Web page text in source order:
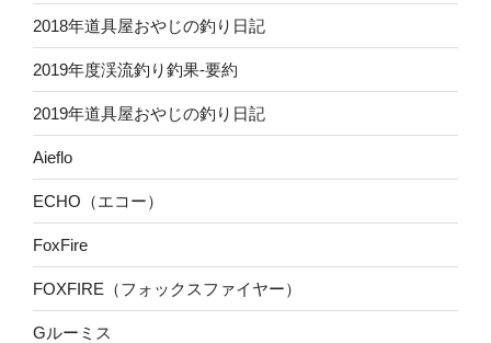
2018年道具屋おやじの釣り日記
2019年度渓流釣り釣果-要約
2019年道具屋おやじの釣り日記
Aieflo
ECHO（エコー）
FoxFire
FOXFIRE（フォックスファイヤー）
Gルーミス